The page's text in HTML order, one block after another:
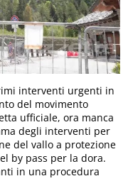
interventi urgenti in
del movimento
ufficiale, ora manca
degli interventi per
del vallo a protezione
by pass per la dora.
in una procedura